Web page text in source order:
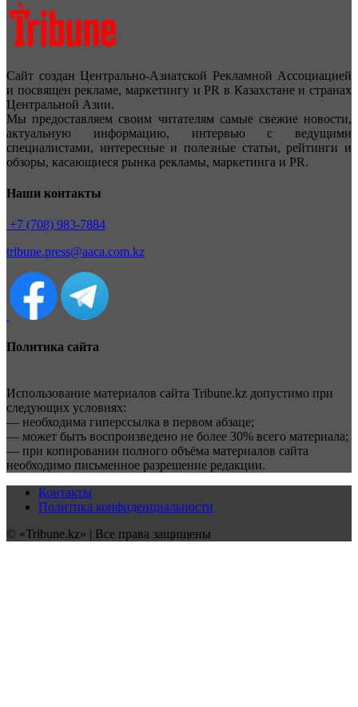
Сайт создан Центрально-Азиатской Рекламной Ассоциацией
и посвящен рекламе, маркетингу и PR в Казахстане и странах
Центральной Азии.
Мы предоставляем своим читателям самые свежие новости,
актуальную информацию, интервью с ведущими
специалистами, интересные и полезные статьи, рейтинги и
обзоры, касающиеся рынка рекламы, маркетинга и PR.
Наши контакты
+7 (708) 983-7884
tribune.press@aaca.com.kz
Политика сайта
Использование материалов сайта Tribune.kz допустимо при
следующих условиях:
— необходима гиперссылка в первом абзаце;
— может быть воспроизведено не более 30% всего материала;
— при копировании полного объёма материалов сайта
необходимо письменное разрешение редакции.
Контакты
Политика конфиденциальности
© «Tribune.kz» | Все права защищены